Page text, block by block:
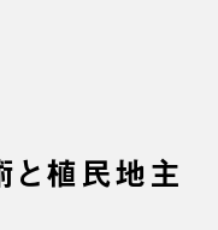
と植民地主